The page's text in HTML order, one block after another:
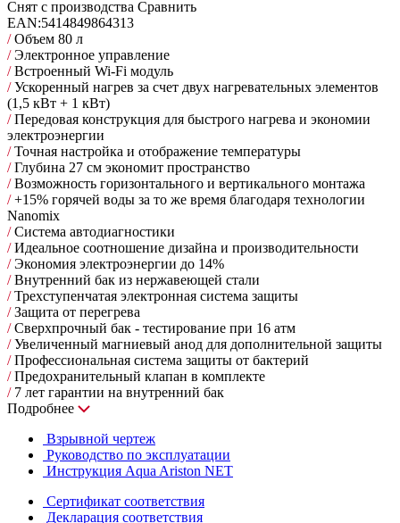
Снят с производства Сравнить
EAN:5414849864313
/Объем 80 л
/Электронное управление
/Встроенный Wi-Fi модуль
/Ускоренный нагрев за счет двух нагревательных элементов
(1,5 кВт + 1 кВт)
/Передовая конструкция для быстрого нагрева и экономии
электроэнергии
/Точная настройка и отображение температуры
/Глубина 27 см экономит пространство
/Возможность горизонтального и вертикального монтажа
/+15% горячей воды за то же время благодаря технологии
Nanomix
/Cистема автодиагностики
/Идеальное соотношение дизайна и производительности
/Экономия электроэнергии до 14%
/Внутренний бак из нержавеющей стали
/Трехступенчатая электронная система защиты
/Защита от перегрева
/Сверхпрочный бак - тестирование при 16 атм
/Увеличенный магниевый анод для дополнительной защиты
/Профессиональная система защиты от бактерий
/Предохранительный клапан в комплекте
/7 лет гарантии на внутренний бак
Подробнее
Взрывной чертеж
Руководство по эксплуатации
Инструкция Aqua Ariston NET
Сертификат соответствия
Декларация соответствия